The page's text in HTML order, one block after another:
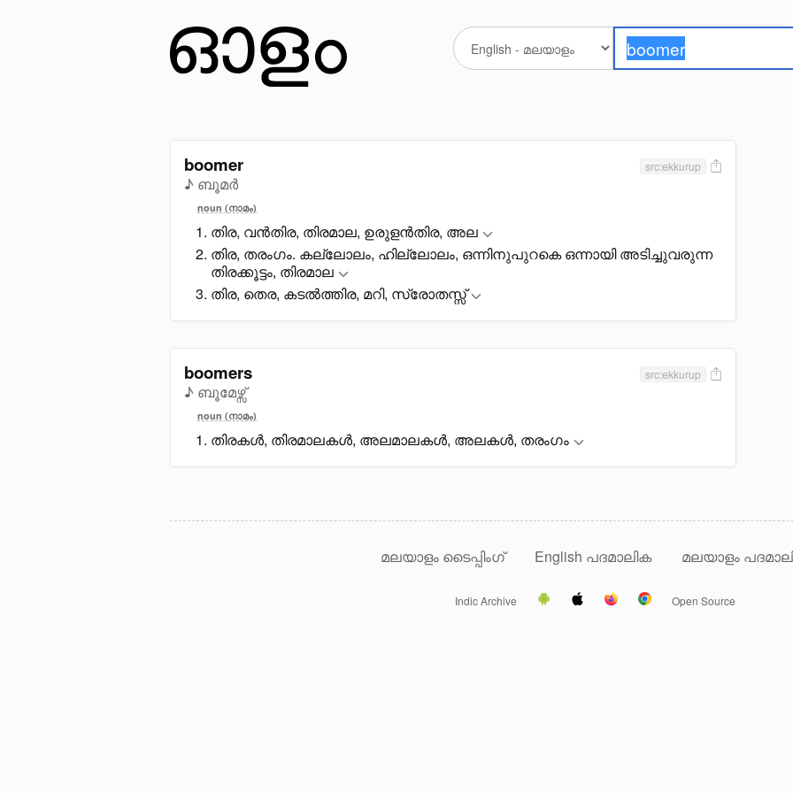
boomer
♪ ബൂമർ
src:ekkurup
noun (നാമം)
തിര, വൻതിര, തിരമാല, ഉരുളൻതിര, അല
തിര, തരംഗം. കല്ലോലം, ഹില്ലോലം, ഒന്നിനുപുറകെ ഒന്നായി അടിച്ചുവരുന്ന
തിരക്കൂട്ടം, തിരമാല
തിര, തെര, കടൽത്തിര, മറി, സ്രോതസ്സ്
boomers
♪ ബൂമേഴ്സ്
src:ekkurup
noun (നാമം)
തിരകൾ, തിരമാലകൾ, അലമാലകൾ, അലകൾ, തരംഗം
മലയാളം ടൈപ്പിംഗ് English പദമാലിക മലയാളം
Indic Archive Open Source